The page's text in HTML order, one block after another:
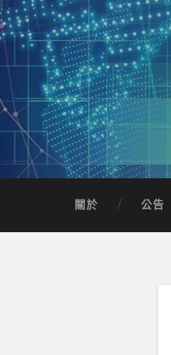
Skip
to
content
Search
Academia-
關於 公告